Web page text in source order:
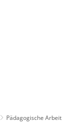
Pädagogische Arbeit